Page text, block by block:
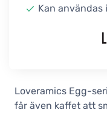
I
80
Kan användas
Loveramics Egg-
får även kaffet att